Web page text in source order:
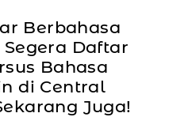
Berbahasa
Daftar
Bahasa
di Central
Juga!